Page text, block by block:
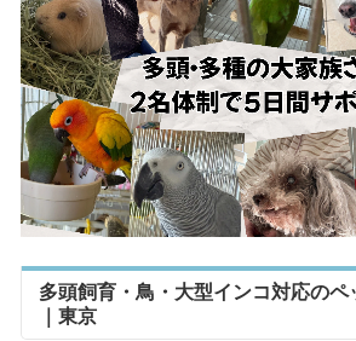
多頭飼育・鳥・大型インコ対応のペ
｜東京